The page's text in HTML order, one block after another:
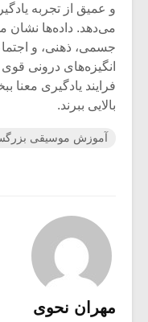
و عمیق از تجربه
می‌دهد. داده‌ها نشان
جسمی، ذهنی، و
انگیزه‌های درونی
فرایند یادگیری
بالایی ببرند.
آموزش موسیقی
مهران نحوی